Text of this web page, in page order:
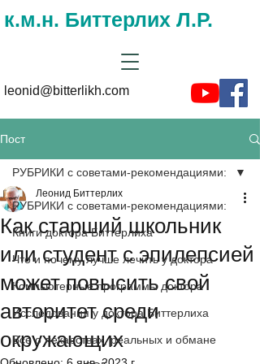
к.м.н. Биттерлих Л.Р.
leonid@bitterlikh.com
Пост
РУБРИКИ с советами-рекомендациями:
Книги доктора Биттерлиха
Что и почему лучше лечить у доктора
Компьютерные программы доктора
Исследования у доктора Биттерлиха
Все о лекарствах, реальных и обмане
РУБРИКИ с советами-рекомендациями:
Как старший школьник
или студент с эпилепсией
может повысить свой
авторитет среди
окружающих
Леонид Биттерлих